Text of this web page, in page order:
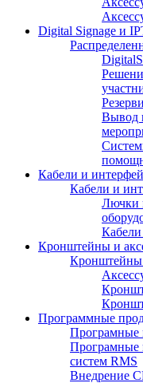
Digital Signage и
Вывод
Кабели и
Кабели и
Лючки
Кронштейны и
Кронштейны
Программные
Програмные
Програмные
систем RMS
Внедрение